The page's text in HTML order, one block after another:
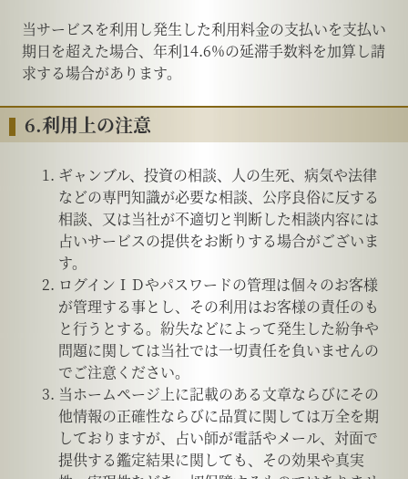
当サービスを利用し発生した利用料金の支払いを支払い
期日を超えた場合、年利14.6%の延滞手数料を加算し請
求する場合があります。
6.利用上の注意
ギャンブル、投資の相談、人の生死、病気や法律
などの専門知識が必要な相談、公序良俗に反する
相談、又は当社が不適切と判断した相談内容には
占いサービスの提供をお断りする場合がございま
す。
ログインＩＤやパスワードの管理は個々のお客様
が管理する事とし、その利用はお客様の責任のも
と行うとする。紛失などによって発生した紛争や
問題に関しては当社では一切責任を負いませんの
でご注意ください。
当ホームページ上に記載のある文章ならびにその
他情報の正確性ならびに品質に関しては万全を期
しておりますが、占い師が電話やメール、対面で
提供する鑑定結果に関しても、その効果や真実